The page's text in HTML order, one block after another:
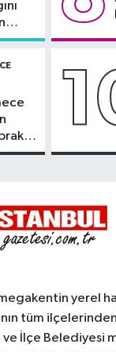
yerel
tüm
ve İlçe Belediyesi